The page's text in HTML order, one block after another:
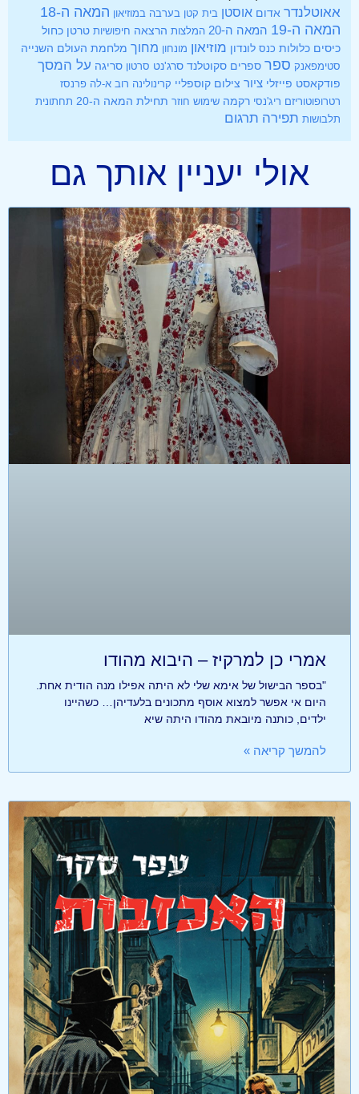
אאוטלנדר אדום אוסטן בית קטן בערבה במוזיאון המאה ה-18
המאה ה-19
המאה ה-20 המלצות הרצאה חיפושיות טרטן כחול
כיסים כלולות כנס לונדון מוזיאון מונחון מחוך מלחמת העולם השנייה
סטימפאנק ספר ספרים סקוטלנד סרג'נט סרטון סריגה על המסך
פודקאסט פייזלי ציור צילום קוספליי קרינולינה רוב א-לה פרנסז
רטרופוטוריזם ריג'נסי רקמה שימוש חוזר תחילת המאה ה-20
תחתונית
תלבושות תפירה תרגום
אולי יעניין אותך גם
אמרי כן למרקיז – היבוא מהודו
"בספר הבישול של אימא שלי לא היתה אפילו מנה הודית אחת.
היום אי אפשר למצוא אוסף מתכונים בלעדיהן… כשהיינו
ילדים, כותנה מיובאת מהודו היתה שיא
להמשך קריאה »